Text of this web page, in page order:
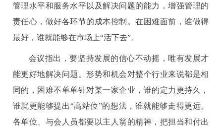
管理水平和服务水平以及解决问题的能力，增强管理的
责任心，做好各环节的成本控制。在困难面前，谁做得
最好，谁就能够在市场上“活下去”。
会议指出，要坚持发展的信心不动摇，唯有发展才
能更好地解决问题。形势和机会对整个行业来说都是相
同的，困难不单单针对某一家企业，谁的定力更持久，
谁就更能够提出“高站位”的想法，谁就能够走得更远。
各单位、与会人员都要以主人翁的精神，把担当和付出